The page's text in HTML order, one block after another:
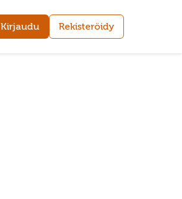
Kirjaudu Rekisteröidy